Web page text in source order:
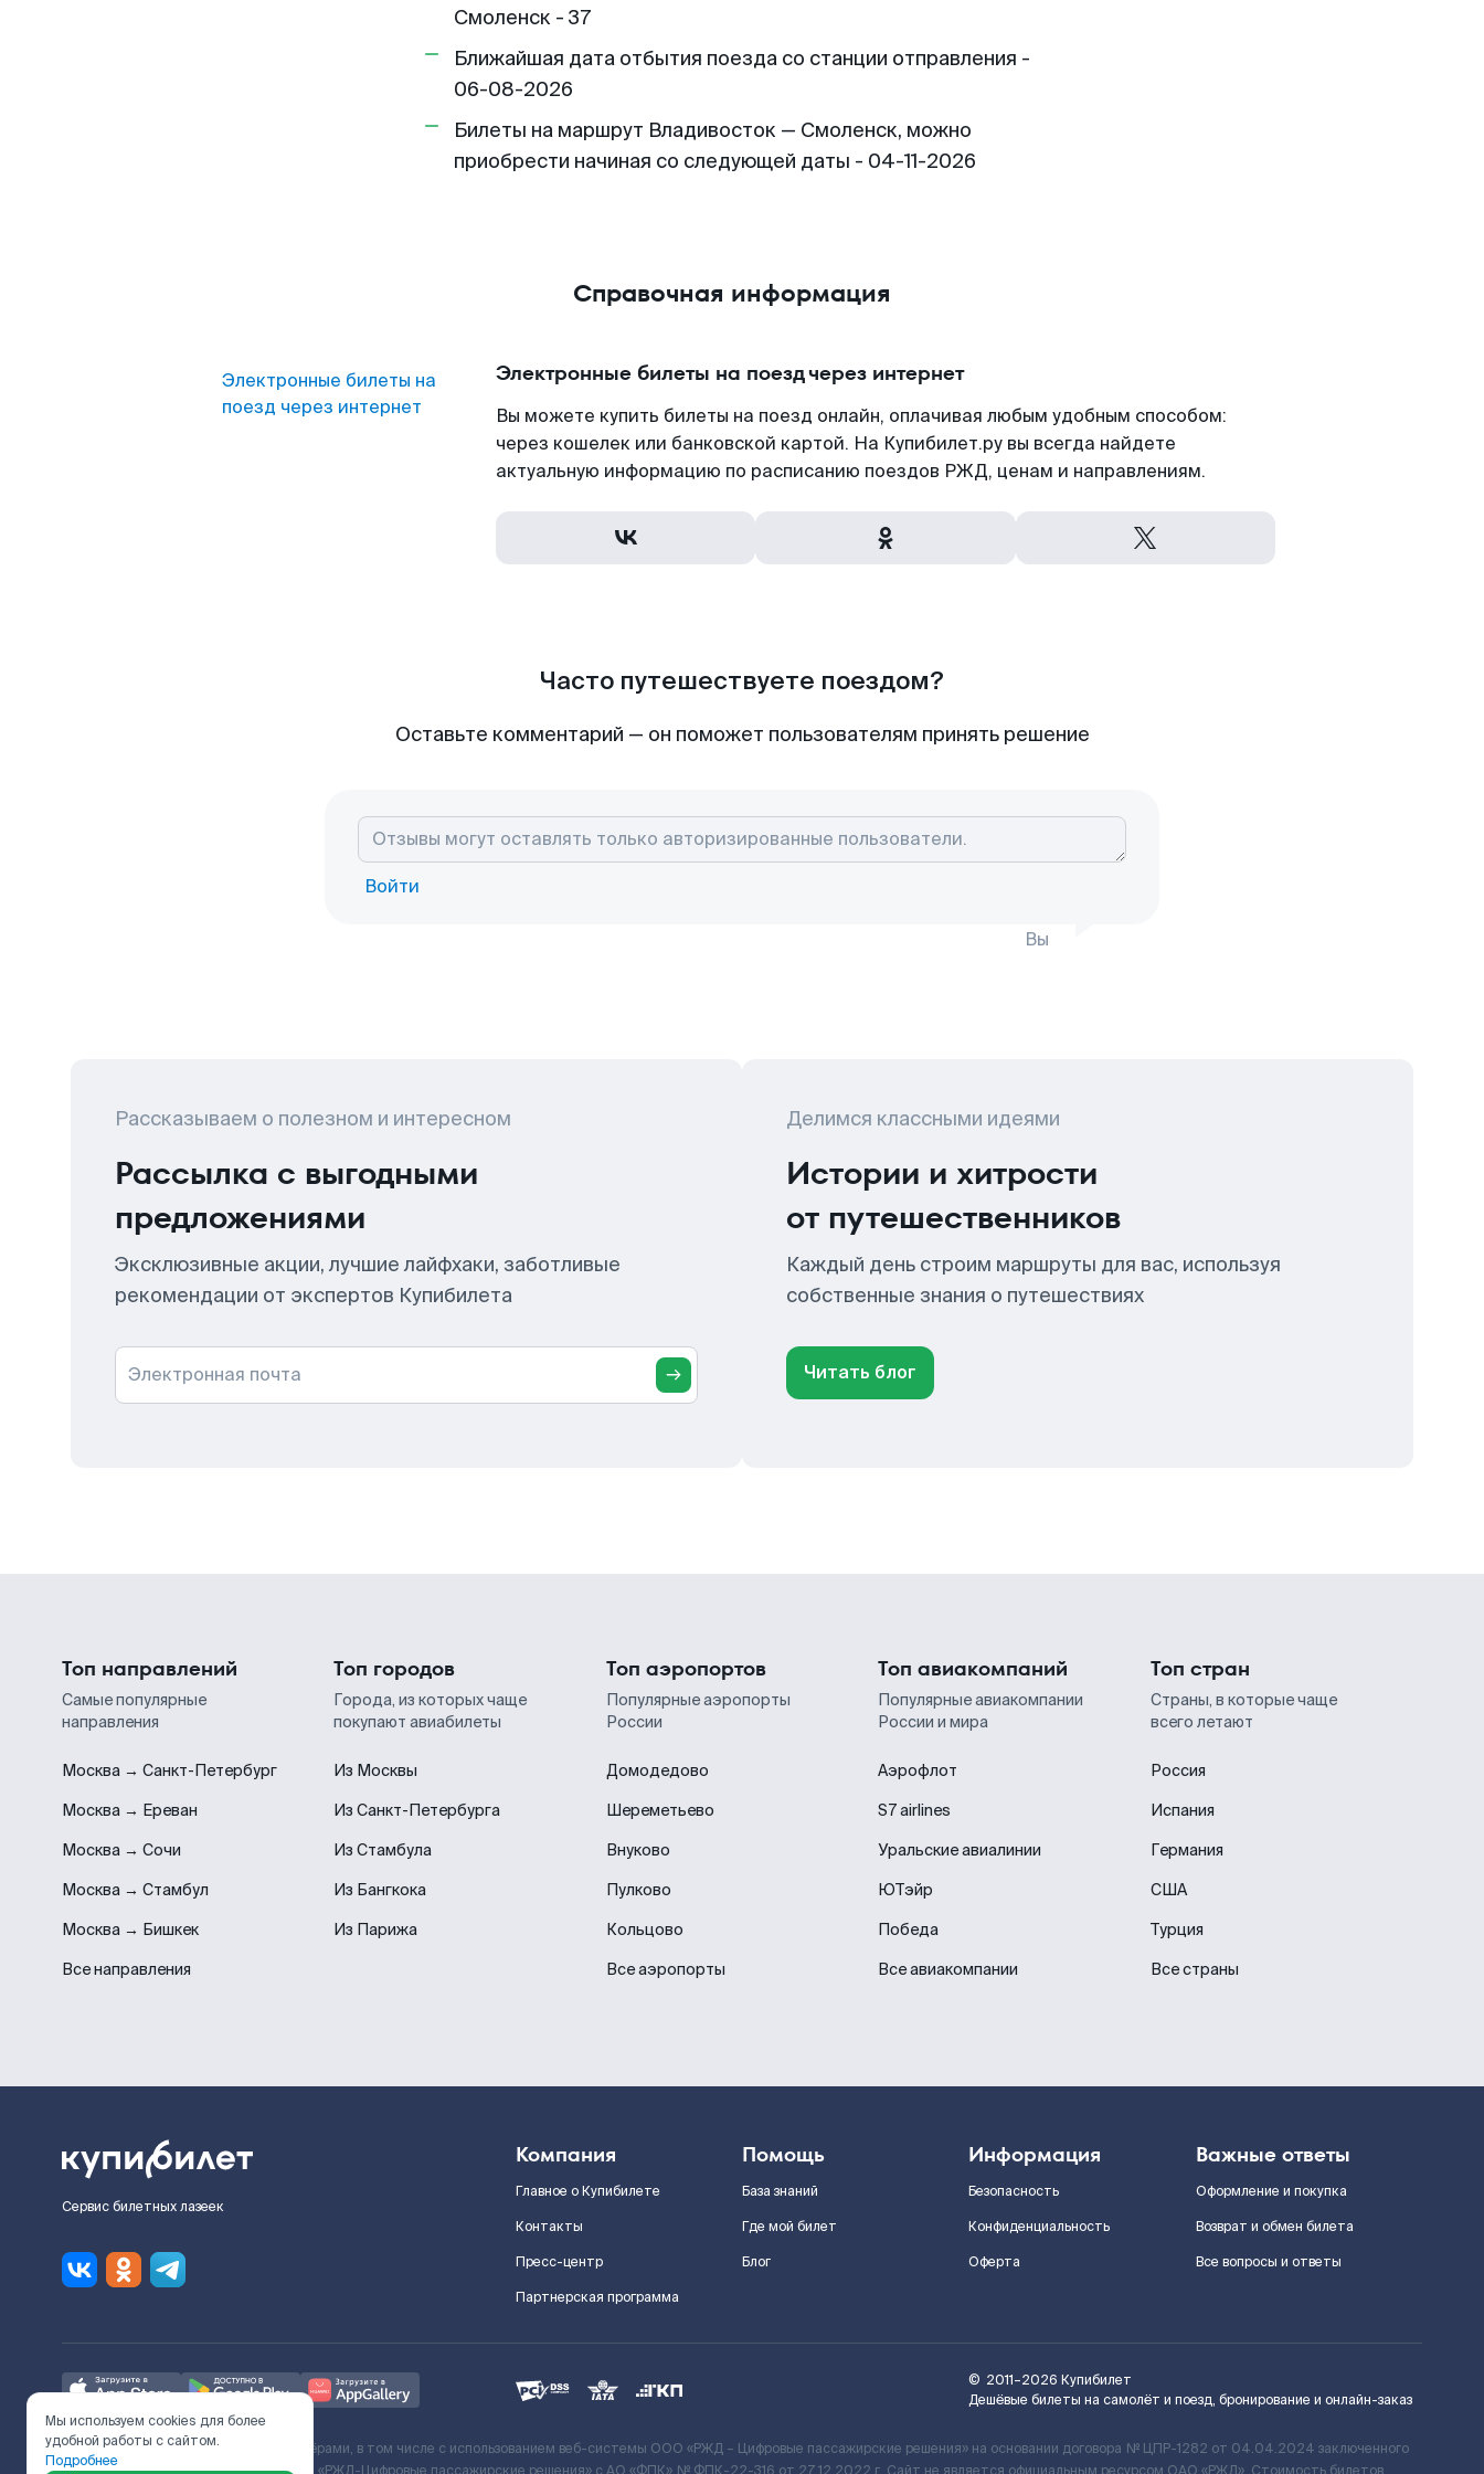
Смоленск - 37
Ближайшая дата отбытия поезда со станции отправления -
06-08-2026
Билеты на маршрут Владивосток — Смоленск, можно
приобрести начиная со следующей даты - 04-11-2026
Справочная информация
Электронные билеты на
поезд через интернет
Электронные билеты на поезд через интернет
Вы можете купить билеты на поезд онлайн, оплачивая любым удобным способом:
через кошелек или банковской картой. На Купибилет.ру вы всегда найдете
актуальную информацию по расписанию поездов РЖД, ценам и направлениям.
Часто путешествуете поездом?
Оставьте комментарий — он поможет пользователям принять решение
Войти
Вы
Рассказываем о полезном и интересном
Рассылка с выгодными
предложениями
Эксклюзивные акции, лучшие лайфхаки, заботливые
рекомендации от экспертов Купибилета
Электронная почта
Делимся классными идеями
Истории и хитрости
от путешественников
Каждый день строим маршруты для вас, используя
собственные знания о путешествиях
Читать блог
Топ направлений
Самые популярные
направления
Москва → Санкт-Петербург
Москва → Ереван
Москва → Сочи
Москва → Стамбул
Москва → Бишкек
Все направления
Топ городов
Города, из которых чаще
покупают авиабилеты
Из Москвы
Из Санкт-Петербурга
Из Стамбула
Из Бангкока
Из Парижа
Топ аэропортов
Популярные аэропорты
России
Домодедово
Шереметьево
Внуково
Пулково
Кольцово
Все аэропорты
Топ авиакомпаний
Популярные авиакомпании
России и мира
Аэрофлот
S7 airlines
Уральские авиалинии
ЮТэйр
Победа
Все авиакомпании
Топ стран
Страны, в которые чаще
всего летают
Россия
Испания
Германия
США
Турция
Все страны
Сервис билетных лазеек
Компания
Главное о Купибилете
Контакты
Пресс-центр
Партнерская программа
Помощь
База знаний
Где мой билет
Блог
Информация
Безопасность
Конфиденциальность
Оферта
Важные ответы
Оформление и покупка
Возврат и обмен билета
Все вопросы и ответы
© 2011–2026 Купибилет
Дешёвые билеты на самолёт и поезд, бронирование и онлайн-заказ
Ж/Д билеты предоставляются партнёрами, в том числе с использованием веб-системы ООО «РЖД – Цифровые пассажирские решения» на основании договора № ЦПР-1282 от 04.04.2024 заключенного
Мы используем cookies для более
удобной работы с сайтом.
Подробнее